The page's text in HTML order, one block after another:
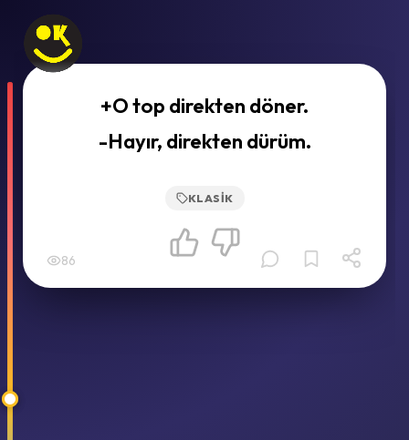
+O top direkten döner.
-Hayır, direkten dürüm.
KLASIK
86